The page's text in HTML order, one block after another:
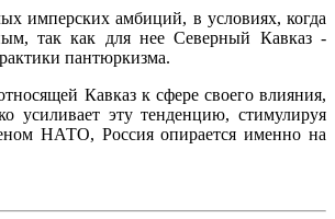
имперских амбиций, в условиях, когда
так как для нее Северный Кавказ -
пантюркизма.
Кавказ к сфере своего влияния,
усиливает эту тенденцию, стимулируя
НАТО, Россия опирается именно на